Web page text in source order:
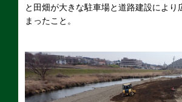
と田畑が大きな駐車場と道路建設により
まったこと。